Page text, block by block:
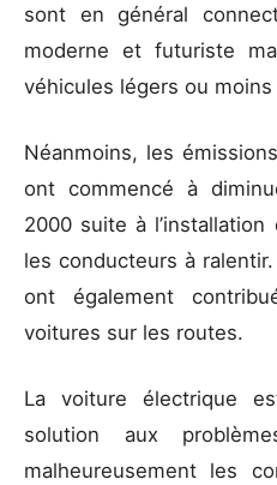
sont en général
moderne et futuriste
véhicules légers ou moins
Néanmoins, les
ont commencé à
2000 suite à
les conducteurs à
ont également
voitures sur les routes.
La voiture électrique
solution aux
malheureusement les